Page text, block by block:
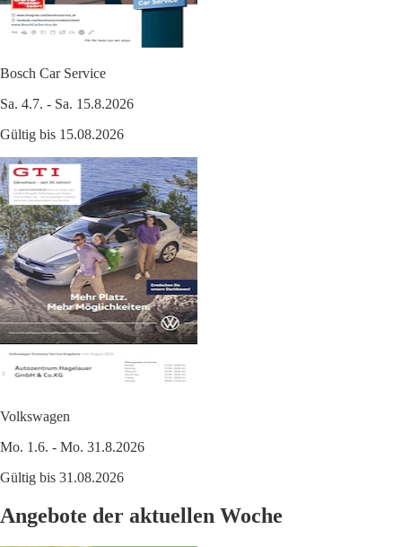
Bosch Car Service
Sa. 4.7. - Sa. 15.8.2026
Gültig bis 15.08.2026
Volkswagen
Mo. 1.6. - Mo. 31.8.2026
Gültig bis 31.08.2026
Angebote der aktuellen Woche